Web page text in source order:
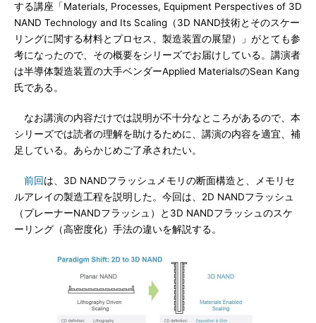
する講座「Materials, Processes, Equipment Perspectives of 3D
NAND Technology and Its Scaling（3D NAND技術とそのスケー
リングに関する材料とプロセス、製造装置の展望）」がとても参
考になったので、その概要をシリーズでお届けしている。講演者
は半導体製造装置の大手ベンダーApplied MaterialsのSean Kang
氏である。
なお講演の内容だけでは説明が不十分なところがあるので、本
シリーズでは読者の理解を助けるために、講演の内容を適宜、補
足している。あらかじめご了承されたい。
前回は、3D NANDフラッシュメモリの断面構造と、メモリセ
ルアレイの製造工程を説明した。今回は、2D NANDフラッシュ
（プレーナーNANDフラッシュ）と3D NANDフラッシュのスケ
ーリング（高密度化）手法の違いを解説する。